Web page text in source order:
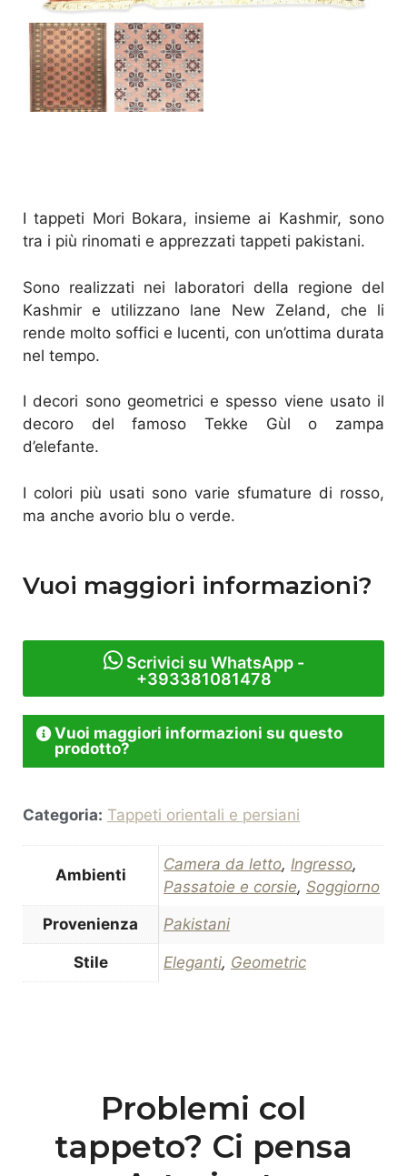
I tappeti Mori Bokara, insieme ai Kashmir, sono
tra i più rinomati e apprezzati tappeti pakistani.
Sono realizzati nei laboratori della regione del
Kashmir e utilizzano lane New Zeland, che li
rende molto soffici e lucenti, con un’ottima durata
nel tempo.
I decori sono geometrici e spesso viene usato il
decoro del famoso Tekke Gùl o zampa
d’elefante.
I colori più usati sono varie sfumature di rosso,
ma anche avorio blu o verde.
Vuoi maggiori informazioni?
Scrivici su WhatsApp -
+393381081478
Vuoi maggiori informazioni su questo
prodotto?
Categoria: Tappeti orientali e persiani
Ambienti
Camera da letto, Ingresso,
Passatoie e corsie, Soggiorno
Provenienza Pakistani
Stile Eleganti, Geometric
Problemi col
tappeto? Ci pensa